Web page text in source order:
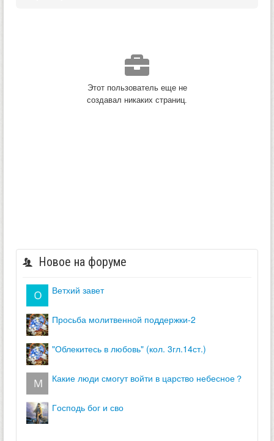
Этот пользователь еще не
создавал никаких страниц.
Новое на форуме
ветхий завет
просьба молитвенной поддержки-2
"облекитесь в любовь" (кол. 3гл.14ст.)
какие люди смогут войти в царство небесное？
господь бог и сво